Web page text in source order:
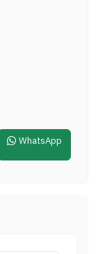
WhatsApp